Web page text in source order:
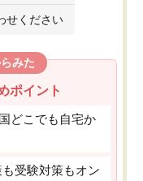
せください
みた
ポイント
どこでも自宅か
受験対策もオン